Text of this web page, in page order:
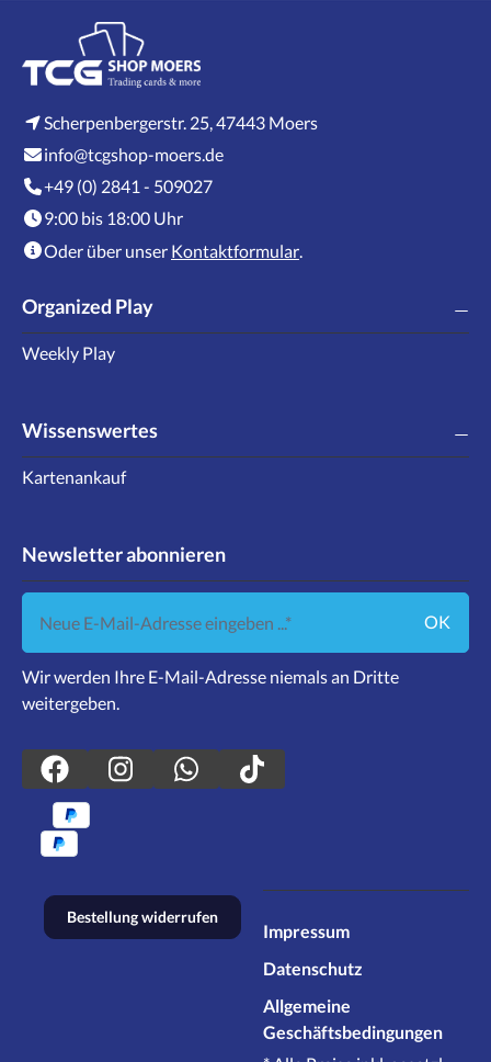
Scherpenbergerstr. 25, 47443 Moers
info@tcgshop-moers.de
+49 (0) 2841 - 509027
9:00 bis 18:00 Uhr
Oder über unser Kontaktformular
Organized Play
Weekly Play
Wissenswertes
Kartenankauf
Newsletter abonnieren
Neue E-Mail-Adresse eingeben ...
OK
Wir werden Ihre E-Mail-Adresse niemals an Dritte
weitergeben.
Bestellung widerrufen
Impressum
Datenschutz
Allgemeine
Geschäftsbedingungen